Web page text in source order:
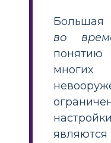
Большая
во